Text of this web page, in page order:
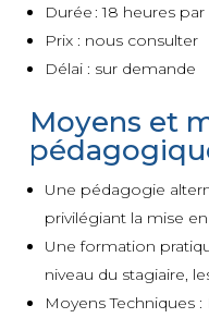
Durée : 18 heures
Prix : nous consulter
Délai : sur demande
Moyens et
Une pédagogie
privilégiant la mise
Une formation
niveau du stagiaire,
Moyens Techniques